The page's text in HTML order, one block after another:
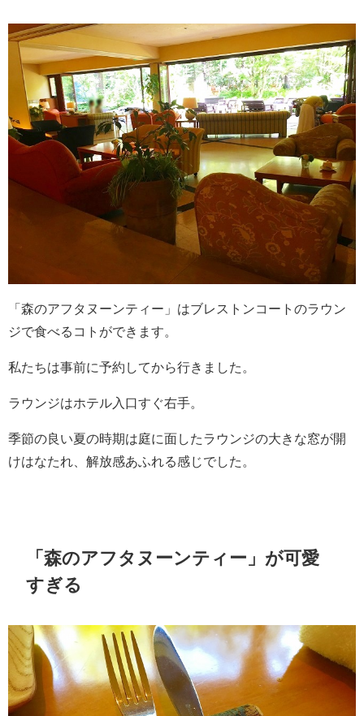
「森のアフタヌーンティー」はブレストンコートのラウン
ジで食べるコトができます。
私たちは事前に予約してから行きました。
ラウンジはホテル入口すぐ右手。
季節の良い夏の時期は庭に面したラウンジの大きな窓が開
けはなたれ、解放感あふれる感じでした。
「森のアフタヌーンティー」が可愛
すぎる